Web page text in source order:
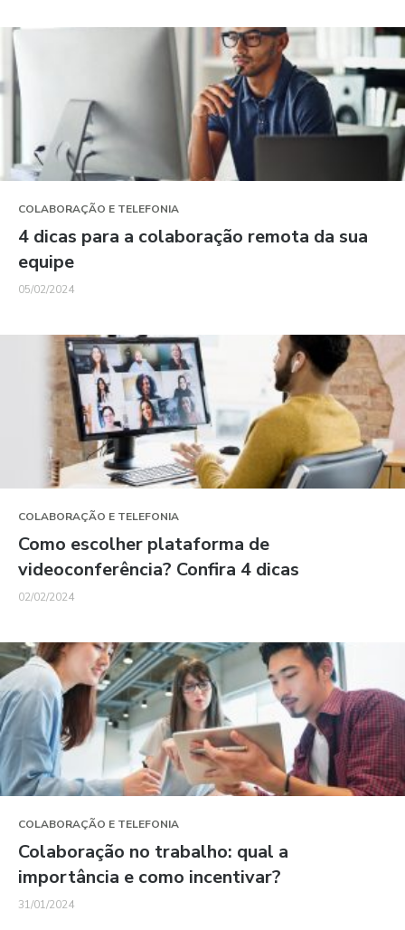
COLABORAÇÃO E TELEFONIA
4 dicas para a colaboração remota da sua
equipe
05/02/2024
COLABORAÇÃO E TELEFONIA
Como escolher plataforma de
videoconferência? Confira 4 dicas
02/02/2024
COLABORAÇÃO E TELEFONIA
Colaboração no trabalho: qual a
importância e como incentivar?
31/01/2024